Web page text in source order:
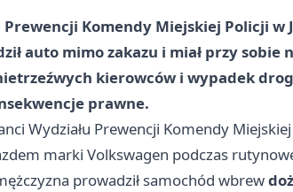
Prewencji Komendy Miejskiej Policji w
auto mimo zakazu i miał przy sobie
kierowców i wypadek
prawne.
Wydziału Prewencji Komendy
marki Volkswagen podczas
prowadził samochód wbrew